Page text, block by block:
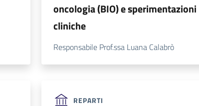
oncologia (BIO) e sperimentazioni
cliniche
Responsabile Prof.ssa Luana Calabrò
REPARTI